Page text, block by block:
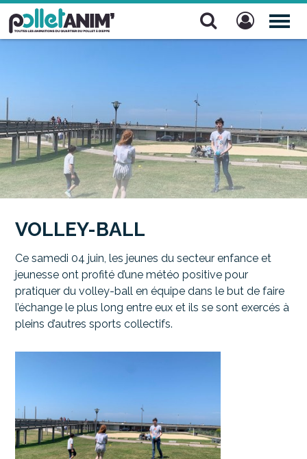
Pollet Anim'
VOLLEY-BALL
Ce samedi 04 juin, les jeunes du secteur enfance et
jeunesse ont profité d’une météo positive pour
pratiquer du volley-ball en équipe dans le but de faire
l’échange le plus long entre eux et ils se sont exercés à
pleins d’autres sports collectifs.